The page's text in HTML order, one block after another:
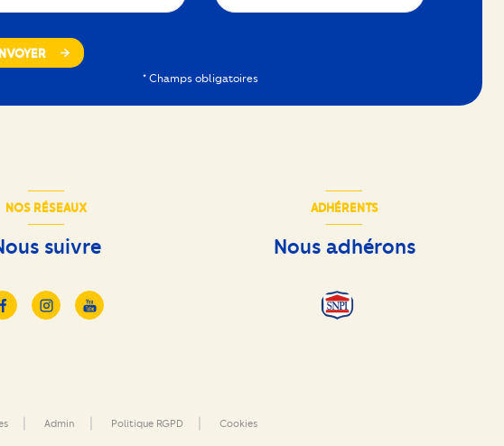
* Champs obligatoires
NOS RÉSEAUX
suivre
ADHÉRENTS
Nous adhérons
Admin Politique RGPD Cookies